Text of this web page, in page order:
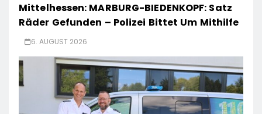
Mittelhessen: MARBURG-BIEDENKOPF: Satz
Räder Gefunden – Polizei Bittet Um Mithilfe
6. AUGUST 2026